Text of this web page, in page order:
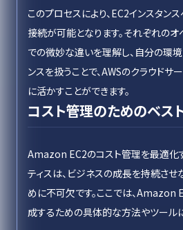
このプロセスにより、EC2インスタン
接続が可能となります。それぞれのオ
での微妙な違いを理解し、自分の環
ンスを扱うことで、AWSのクラウド
に活かすことができます。
コスト管理のためのベス
Amazon EC2のコスト管理を最適化
ティスは、ビジネスの成長を持続さ
めに不可欠です。ここでは、Amazon
成するための具体的な方法やツール